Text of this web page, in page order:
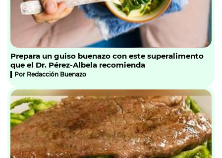
Prepara un guiso buenazo con este superalimento
que el Dr. Pérez-Albela recomienda
Por Redacción Buenazo